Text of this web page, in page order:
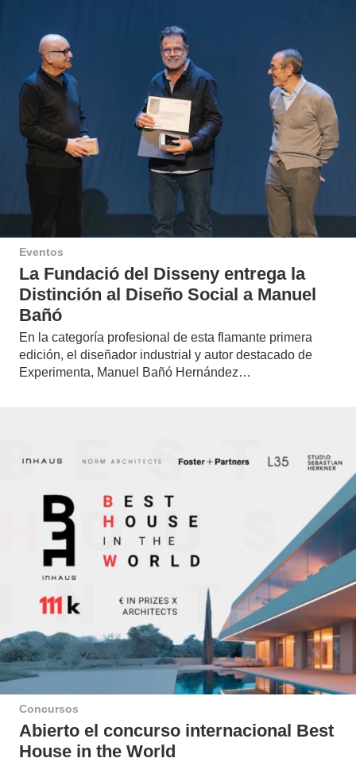
Eventos
La Fundació del Disseny entrega la
Distinción al Diseño Social a Manuel
Bañó
En la categoría profesional de esta flamante primera
edición, el diseñador industrial y autor destacado de
Experimenta, Manuel Bañó Hernández…
Concursos
Abierto el concurso internacional Best
House in the World